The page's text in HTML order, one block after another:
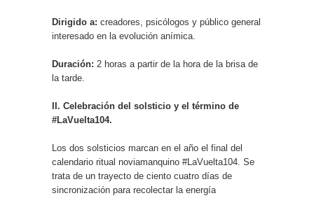
Dirigido a: creadores, psicólogos y público general
interesado en la evolución anímica.
Duración: 2 horas a partir de la hora de la brisa de
la tarde.
II. Celebración del solsticio y el término de
#LaVuelta104.
Los dos solsticios marcan en el año el final del
calendario ritual noviamanquino #LaVuelta104. Se
trata de un trayecto de ciento cuatro días de
sincronización para recolectar la energía